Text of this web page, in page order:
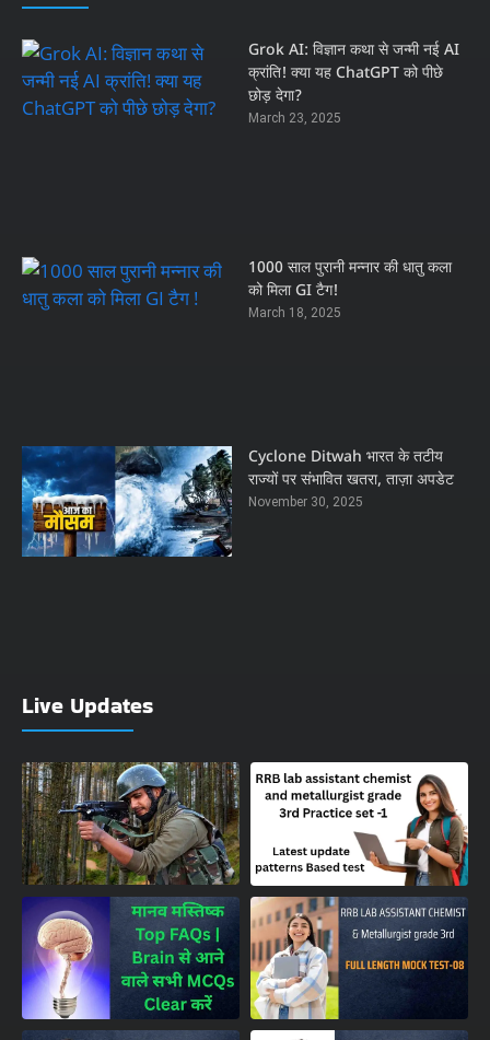
Grok AI: विज्ञान कथा से जन्मी नई AI
क्रांति! क्या यह ChatGPT को पीछे
छोड़ देगा?
March 23, 2025
1000 साल पुरानी मन्नार की धातु कला
को मिला GI टैग!
March 18, 2025
Cyclone Ditwah भारत के तटीय
राज्यों पर संभावित खतरा, ताज़ा अपडेट
November 30, 2025
Live Updates